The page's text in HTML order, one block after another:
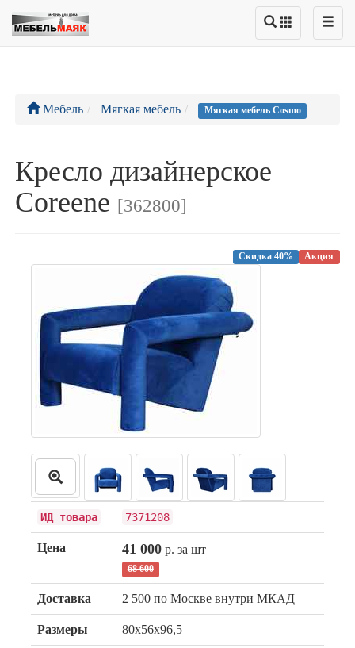
Мебель Мягкая мебель Мягкая мебель Cosmo
Кресло дизайнерское
Coreene [362800]
Акция
Скидка 40%
ИД товара 7371208
Цена 41 000р. за шт
68 600
Доставка 2 500 по Москве внутри МКАД
Размеры 80х56х96,5